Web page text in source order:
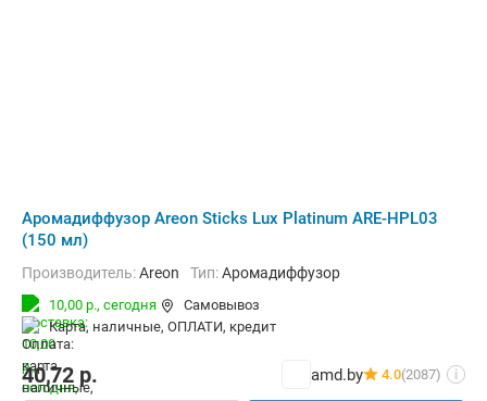
Аромадиффузор Areon Sticks Lux Platinum ARE-HPL03
(150 мл)
Производитель:Areon Тип:Аромадиффузор
10,00 р., сегодня
Самовывоз
карта, наличные, ОПЛАТИ, кредит
40,72 р. amd.by 4.0(2087) i